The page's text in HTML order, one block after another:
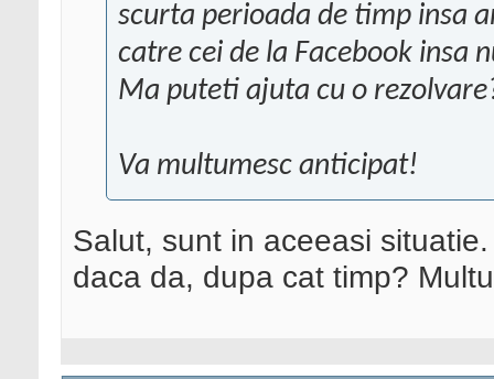
scurta perioada de timp insa
catre cei de la Facebook insa
Ma puteti ajuta cu o
Va multumesc anticipat!
Salut, sunt in aceeasi
daca da, dupa cat timp?